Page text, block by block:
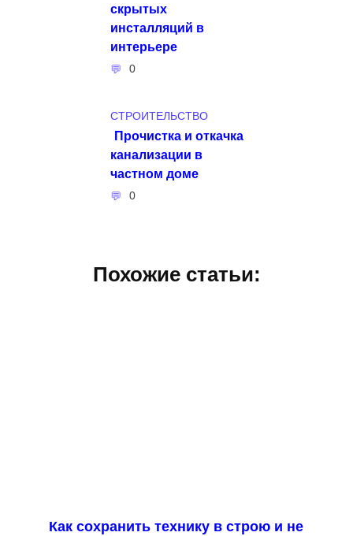
скрытых
инсталляций в
интерьере
0
СТРОИТЕЛЬСТВО
Прочистка и откачка
канализации в
частном доме
0
Похожие статьи:
Как сохранить технику в строю и не